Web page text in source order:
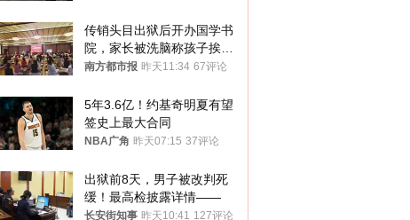
传销头目出狱后开办国学书
院，家长被洗脑称孩子挨打
才有效果
南方都市报 昨天11:34 67评论
5年3.6亿！约基奇明夏有望
签史上最大合同
NBA广角 昨天07:15 37评论
出狱前8天，男子被改判死
缓！最高检披露详情——
长安街知事 昨天10:41 127评论